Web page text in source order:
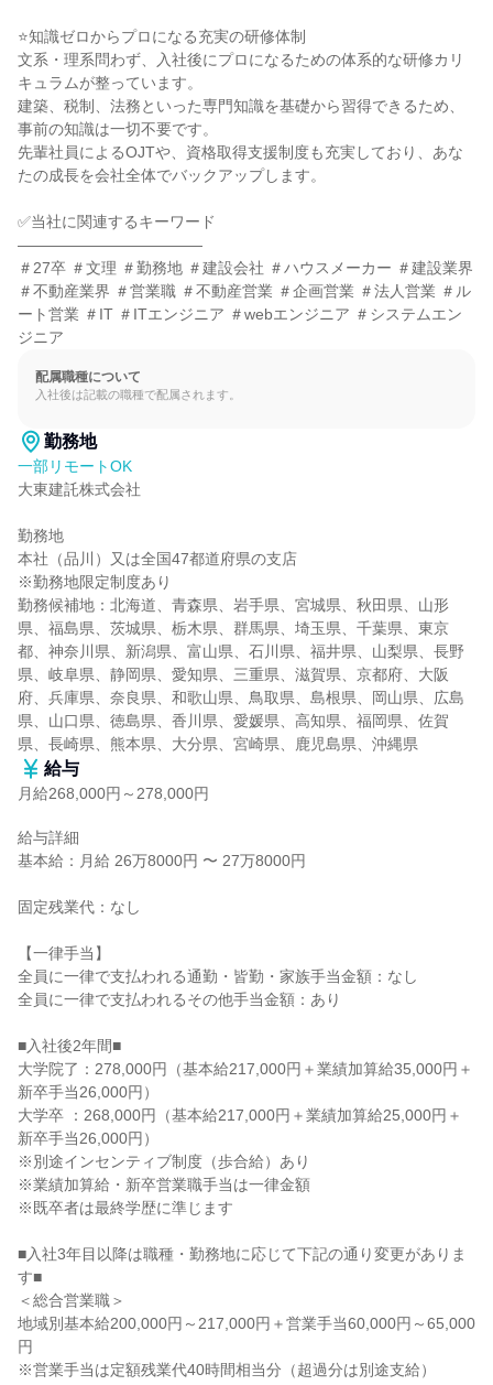
⭐知識ゼロからプロになる充実の研修体制
文系・理系問わず、入社後にプロになるための体系的な研修カリ
キュラムが整っています。
建築、税制、法務といった専門知識を基礎から習得できるため、
事前の知識は一切不要です。
先輩社員によるOJTや、資格取得支援制度も充実しており、あな
たの成長を会社全体でバックアップします。
✅当社に関連するキーワード
――――――――――――
＃27卒 ＃文理 ＃勤務地 ＃建設会社 ＃ハウスメーカー ＃建設業界
＃不動産業界 ＃営業職 ＃不動産営業 ＃企画営業 ＃法人営業 ＃ル
ート営業 ＃IT ＃ITエンジニア ＃webエンジニア ＃システムエン
ジニア
配属職種について
入社後は記載の職種で配属されます。
勤務地
一部リモートOK
大東建託株式会社
勤務地
本社（品川）又は全国47都道府県の支店
※勤務地限定制度あり
勤務候補地：北海道、青森県、岩手県、宮城県、秋田県、山形
県、福島県、茨城県、栃木県、群馬県、埼玉県、千葉県、東京
都、神奈川県、新潟県、富山県、石川県、福井県、山梨県、長野
県、岐阜県、静岡県、愛知県、三重県、滋賀県、京都府、大阪
府、兵庫県、奈良県、和歌山県、鳥取県、島根県、岡山県、広島
県、山口県、徳島県、香川県、愛媛県、高知県、福岡県、佐賀
県、長崎県、熊本県、大分県、宮崎県、鹿児島県、沖縄県
給与
月給268,000円～278,000円
給与詳細
基本給：月給 26万8000円 〜 27万8000円
固定残業代：なし
【一律手当】
全員に一律で支払われる通勤・皆勤・家族手当金額：なし
全員に一律で支払われるその他手当金額：あり
■入社後2年間■
大学院了：278,000円（基本給217,000円＋業績加算給35,000円＋
新卒手当26,000円）
大学卒 ：268,000円（基本給217,000円＋業績加算給25,000円＋
新卒手当26,000円）
※別途インセンティブ制度（歩合給）あり
※業績加算給・新卒営業職手当は一律金額
※既卒者は最終学歴に準じます
■入社3年目以降は職種・勤務地に応じて下記の通り変更がありま
す■
＜総合営業職＞
地域別基本給200,000円～217,000円＋営業手当60,000円～65,000
円
※営業手当は定額残業代40時間相当分（超過分は別途支給）